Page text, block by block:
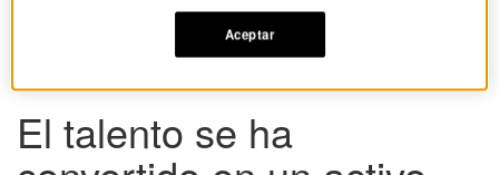
Recursos humanos
El talento se ha
Aceptar